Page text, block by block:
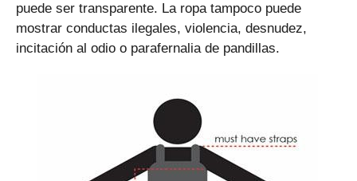
puede ser transparente. La ropa tampoco puede
mostrar conductas ilegales, violencia, desnudez,
incitación al odio o parafernalia de pandillas.